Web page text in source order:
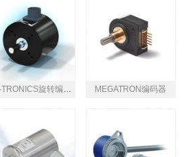
TRI-TRONICS旋转编码器 MEGATRON编码器